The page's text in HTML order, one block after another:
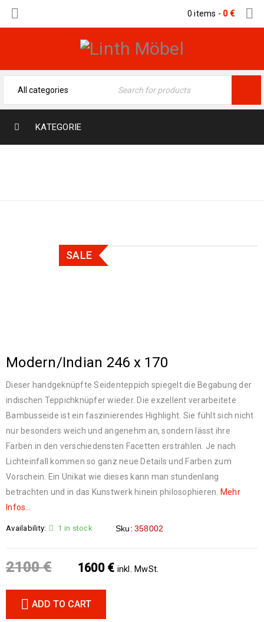
0 items - 0€
KATEGORIE
SALE
Modern/Indian 246 x 170
Dieser handgeknüpfte Seidenteppich spiegelt die Begabung der
indischen Teppichknüpfer wieder. Die exzellent verarbeitete
Bambusseide ist ein faszinierendes Highlight. Sie fühlt sich nicht
nur besonders weich und angenehm an, sondern lässt ihre
Farben in den verschiedensten Facetten erstrahlen. Je nach
Lichteinfall kommen so ganz neue Details und Farben zum
Vorschein. Ein Unikat wie dieses kann man stundenlang
betrachten und in das Kunstwerk hinein philosophieren.
Mehr
Infos…
Availability: 1 in stock Sku: 358002
2100€ 1600 € inkl. MwSt.
ADD TO CART